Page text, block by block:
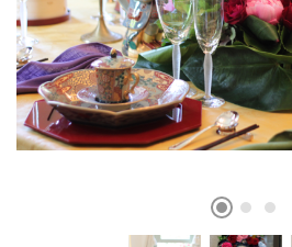
店舗情報・営業日
会社情報
採用情報